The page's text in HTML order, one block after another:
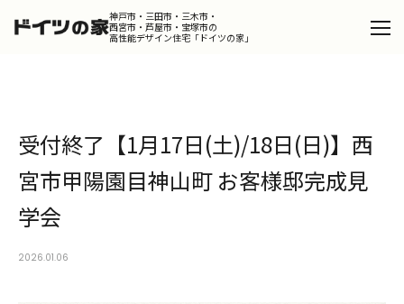
神戸市・三田市・三木市・
西宮市・芦屋市・宝塚市の
高性能デザイン住宅「ドイツの家」
Design
デザインコンセプト
ドイツの家
施工事例
受付終了【1月17日(土)/18日(日)】西
宮市甲陽園目神山町 お客様邸完成見
学会
2026.01.06